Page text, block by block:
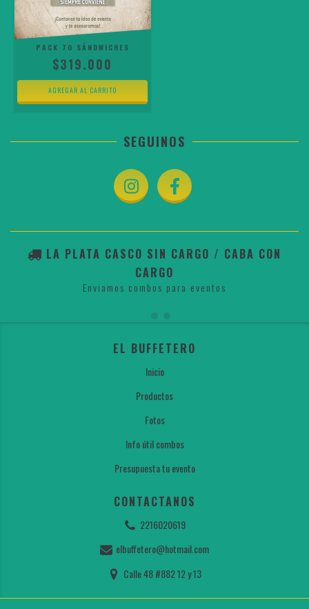
PACK 70 SÁNDWICHES
$319.000
SEGUINOS
LA PLATA CASCO SIN CARGO / CABA CON
CARGO
Enviamos combos para eventos
EL BUFFETERO
Inicio
Productos
Fotos
Info útil combos
Presupuesta tu evento
CONTACTANOS
2216020619
elbuffetero@hotmail.com
Calle 48 #882 12 y 13